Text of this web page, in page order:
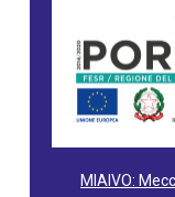
MIAIVO: